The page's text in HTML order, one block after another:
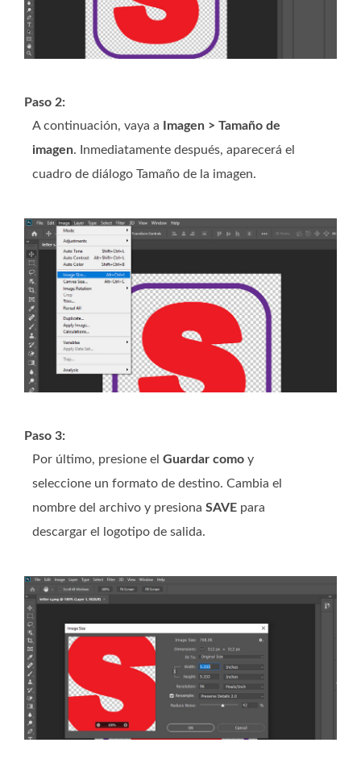
Paso 2:
A continuación, vaya a
Imagen > Tamaño de
imagen. Inmediatamente después, aparecerá el
cuadro de diálogo Tamaño de la imagen.
Paso 3:
Por último, presione el Guardar como y
seleccione un formato de destino. Cambia el
nombre del archivo y presiona SAVE para
descargar el logotipo de salida.